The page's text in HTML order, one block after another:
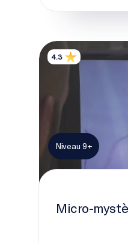
Micro-mystère
4.3
Niveau 9+
Micro-